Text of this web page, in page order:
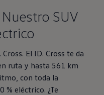
Nuestro SUV
El ID. Cross te da
ruta y hasta 561 km
con toda la
% eléctrico. ¿Te